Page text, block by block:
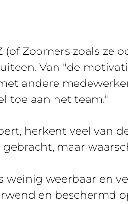
Zoomers zoals ze
Van "de
andere
toe aan het team."
herkent veel van
maar
weinig weerbaar en
en beschermd